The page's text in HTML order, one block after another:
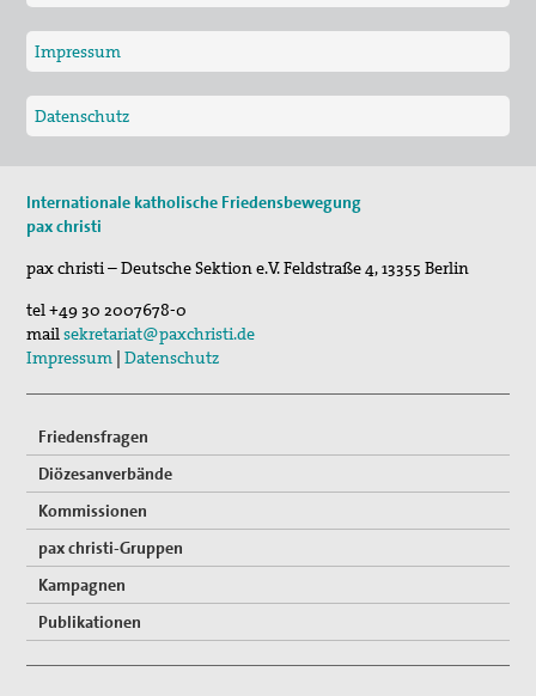
Impressum
Datenschutz
Internationale katholische Friedensbewegung
pax christi
pax christi – Deutsche Sektion e.V.Feldstraße 4,13355 Berlin
tel+49 30 2007678-0
mailsekretariat@paxchristi.de
Impressum |Datenschutz
Friedensfragen
Diözesanverbände
Kommissionen
pax christi-Gruppen
Kampagnen
Publikationen